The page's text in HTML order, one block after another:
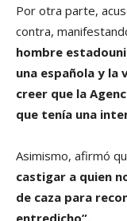
Por otra parte,
contra,
hombre
una española y
creer que la
que tenía una
Asimismo, afirmó
castigar a quien
de caza para
entredicho”.